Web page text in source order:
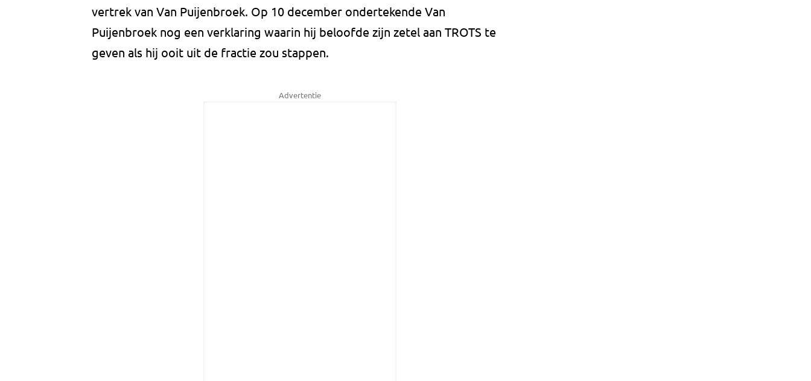
vertrek van Van Puijenbroek. Op 10 december ondertekende Van
Puijenbroek nog een verklaring waarin hij beloofde zijn zetel aan TROTS te
geven als hij ooit uit de fractie zou stappen.
Advertentie